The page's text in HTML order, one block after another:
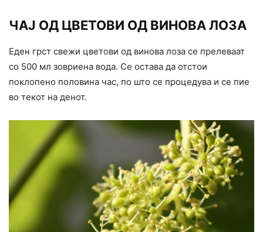
ЧАЈ ОД ЦВЕТОВИ ОД ВИНОВА ЛОЗА
Еден грст свежи цветови од винова лоза се прелеваат
со 500 мл зовриена вода. Се остава да отстои
поклопено половина час, по што се процедува и се пие
во текот на денот.